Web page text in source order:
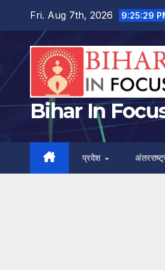
content
Fri. Aug 7th, 2026 9:25:30
Bihar In
प्रदेश